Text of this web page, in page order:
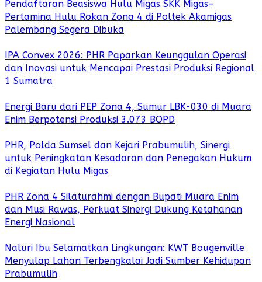
Pendaftaran Beasiswa Hulu Migas SKK Migas–
Pertamina Hulu Rokan Zona 4 di Poltek Akamigas
Palembang Segera Dibuka
IPA Convex 2026: PHR Paparkan Keunggulan Operasi
dan Inovasi untuk Mencapai Prestasi Produksi Regional
1 Sumatra
Energi Baru dari PEP Zona 4, Sumur LBK-030 di Muara
Enim Berpotensi Produksi 3.073 BOPD
PHR, Polda Sumsel dan Kejari Prabumulih, Sinergi
untuk Peningkatan Kesadaran dan Penegakan Hukum
di Kegiatan Hulu Migas
PHR Zona 4 Silaturahmi dengan Bupati Muara Enim
dan Musi Rawas, Perkuat Sinergi Dukung Ketahanan
Energi Nasional
Naluri Ibu Selamatkan Lingkungan: KWT Bougenville
Menyulap Lahan Terbengkalai Jadi Sumber Kehidupan
Prabumulih